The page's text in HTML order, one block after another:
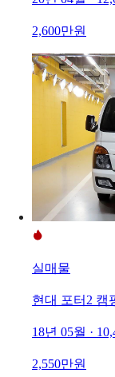
2,600만원
실매물
현대 포터2 캠
18년 05월 ·
2,550만원